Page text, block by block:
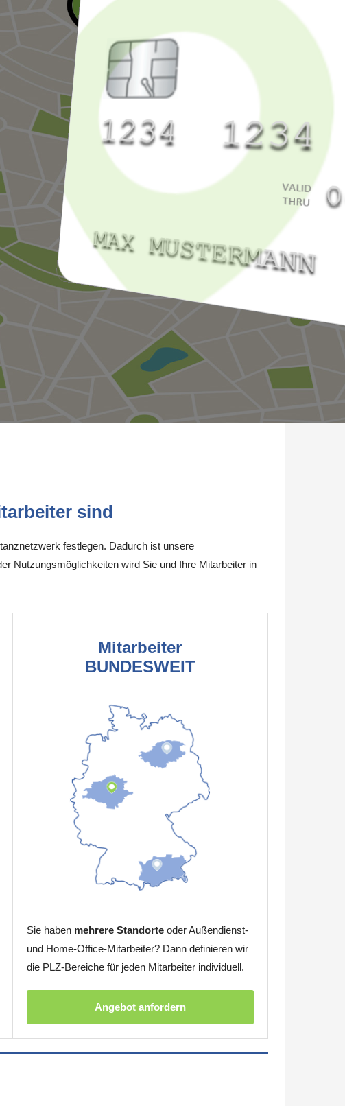
sind
festlegen. Dadurch ist unsere
Nutzungsmöglichkeiten wird Sie und Ihre Mitarbeiter in
Mitarbeiter
BUNDESWEIT
Sie haben mehrere Standorteoder Außendienst-
und Home-Office-Mitarbeiter? Dann definieren wir
die PLZ-Bereiche für jeden Mitarbeiter individuell.
Angebot anfordern